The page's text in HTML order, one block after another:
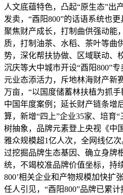
人文底蕴特色，凸起“原生态”出
发卖，“酉阳800”的话语系统也
聚焦财产成长，打制曲供强动能
质，打制油茶、水稻、茶叶等曲
势，深化帮扶协做、区域联动、
沉庆等大中城市开设“酉阳800”
元业态添活力，斥地林海财产新
万亩，“以国度储蓄林扶植为抓
中国年度案例；延长财产链条增
算，新增“四上”企业35家、培育
树抽象，品牌元素登上央视《中
雅众规模超1亿人次，全网线亿次
过挖掘品牌生态基因、确立身牌
统，不竭校准品牌价值坐标，持
800’相关企业和产物规模加快扩
任人引见，“酉阳800”品牌已累